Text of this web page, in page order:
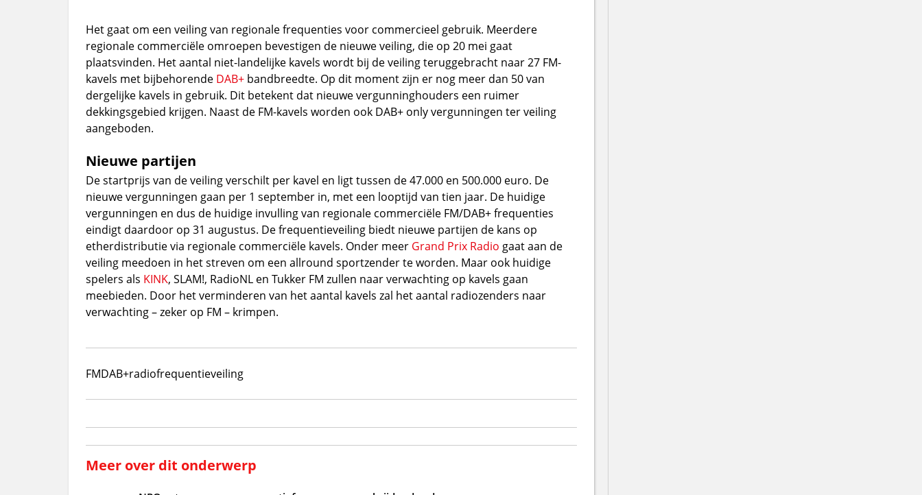
Het gaat om een veiling van regionale frequenties voor commercieel gebruik. Meerdere
regionale commerciële omroepen bevestigen de nieuwe veiling, die op 20 mei gaat
plaatsvinden. Het aantal niet-landelijke kavels wordt bij de veiling teruggebracht naar 27 FM-
kavels met bijbehorende DAB+bandbreedte. Op dit moment zijn er nog meer dan 50 van
dergelijke kavels in gebruik. Dit betekent dat nieuwe vergunninghouders een ruimer
dekkingsgebied krijgen. Naast de FM-kavels worden ook DAB+ only vergunningen ter veiling
aangeboden.
Nieuwe partijen
De startprijs van de veiling verschilt per kavel en ligt tussen de 47.000 en 500.000 euro. De
nieuwe vergunningen gaan per 1 september in, met een looptijd van tien jaar. De huidige
vergunningen en dus de huidige invulling van regionale commerciële FM/DAB+ frequenties
eindigt daardoor op 31 augustus. De frequentieveiling biedt nieuwe partijen de kans op
etherdistributie via regionale commerciële kavels. Onder meer Grand Prix Radio gaat aan de
veiling meedoen in het streven om een allround sportzender te worden. Maar ook huidige
spelers als KINK, SLAM!, RadioNL en Tukker FM zullen naar verwachting op kavels gaan
meebieden. Door het verminderen van het aantal kavels zal het aantal radiozenders naar
verwachting – zeker op FM – krimpen.
FMDAB+radiofrequentieveiling
Meer over dit onderwerp